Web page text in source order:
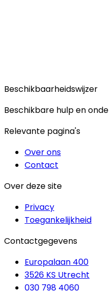
Ik ga akkoord met de
Beschikbaarheidswijzer
Beschikbare hulp en
Relevante pagina's
Over ons
Contact
Over deze site
Privacy
Toegankelijkheid
Contactgegevens
Europalaan 400
3526 KS Utrecht
030 798 4060